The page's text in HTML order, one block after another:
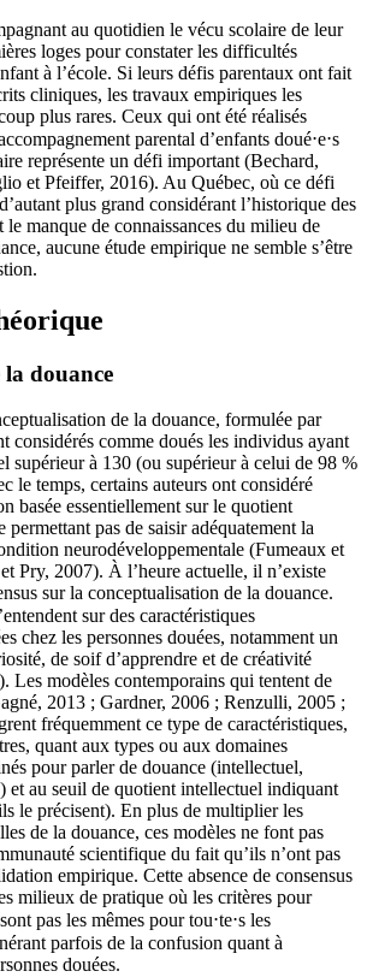
au quotidien le vécu scolaire de leur
loges pour constater les difficultés
à l’école. Si leurs défis parentaux ont fait
cliniques, les travaux empiriques les
plus rares. Ceux qui ont été réalisés
parental d’enfants doué⋅e⋅s
représente un défi important (Bechard,
et Pfeiffer, 2016). Au Québec, où ce défi
plus grand considérant l’historique des
le manque de connaissances du milieu de
aucune étude empirique ne semble s’être
douance
de la douance, formulée par
considérés comme doués les individus ayant
supérieur à 130 (ou supérieur à celui de 98 %
le temps, certains auteurs ont considéré
basée essentiellement sur le quotient
pas de saisir adéquatement la
neurodéveloppementale (Fumeaux et
Pry, 2007). À l’heure actuelle, il n’existe
sur la conceptualisation de la douance.
sur des caractéristiques
chez les personnes douées, notamment un
de soif d’apprendre et de créativité
Les modèles contemporains qui tentent de
2013 ; Gardner, 2006 ; Renzulli, 2005 ;
fréquemment ce type de caractéristiques,
quant aux types ou aux domaines
pour parler de douance (intellectuel,
et au seuil de quotient intellectuel indiquant
le précisent). En plus de multiplier les
de la douance, ces modèles ne font pas
scientifique du fait qu’ils n’ont pas
empirique. Cette absence de consensus
milieux de pratique où les critères pour
pas les mêmes pour tou⋅te⋅s les
parfois de la confusion quant à
douées.